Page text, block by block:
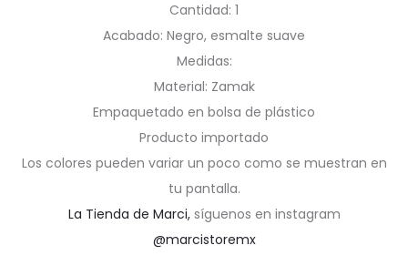
Cantidad: 1
Acabado: Negro, esmalte suave
Medidas:
Material: Zamak
Empaquetado en bolsa de plástico
Producto importado
Los colores pueden variar un poco como se muestran en
tu pantalla.
La Tienda de Marci, síguenos en instagram
@marcistoremx